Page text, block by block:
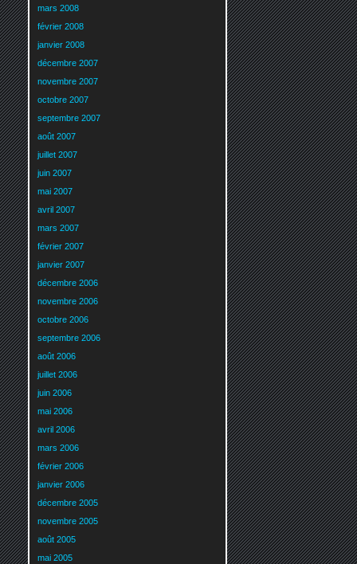
mars 2008
février 2008
janvier 2008
décembre 2007
novembre 2007
octobre 2007
septembre 2007
août 2007
juillet 2007
juin 2007
mai 2007
avril 2007
mars 2007
février 2007
janvier 2007
décembre 2006
novembre 2006
octobre 2006
septembre 2006
août 2006
juillet 2006
juin 2006
mai 2006
avril 2006
mars 2006
février 2006
janvier 2006
décembre 2005
novembre 2005
août 2005
mai 2005